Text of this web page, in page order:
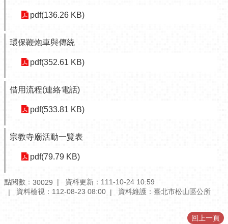
防
訊
（The
Disaster
光
休
pdf(136.26 KB)
環保鞭炮車與傳統
pdf(352.61 KB)
借用流程(連絡電話)
pdf(533.81 KB)
宗教寺廟活動一覽表
pdf(79.79 KB)
點閱數： 30029
資料更新：111-10-24 10:59
資料檢視：112-08-23 08:00
資料維護：臺北市松山區公所
回上一頁